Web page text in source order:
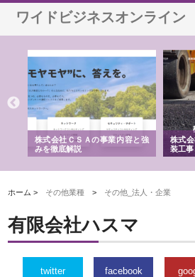
ワイドビジネスオンライン
株式会社ＣＳＡの事業内容と強
みを徹底解説
株式
装工
ホーム > その他業種 > その他_法人・企業
有限会社ハスマ
twitter facebook